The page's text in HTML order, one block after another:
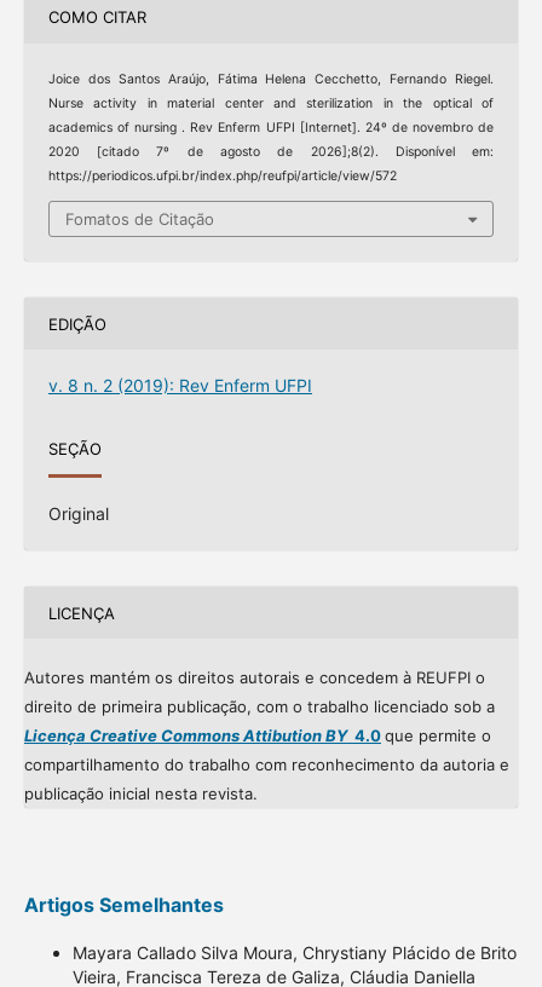
COMO CITAR
Joice dos Santos Araújo, Fátima Helena Cecchetto, Fernando Riegel.
Nurse activity in material center and sterilization in the optical of
academics of nursing . Rev Enferm UFPI [Internet]. 24º de novembro de
2020 [citado 7º de agosto de 2026];8(2). Disponível em:
https://periodicos.ufpi.br/index.php/reufpi/article/view/572
Fomatos de Citação
EDIÇÃO
v. 8 n. 2 (2019): Rev Enferm UFPI
SEÇÃO
Original
LICENÇA
Autores mantém os direitos autorais e concedem à REUFPI o
direito de primeira publicação, com o trabalho licenciado sob a
Licença Creative Commons Attibution BY4.0que permite o
compartilhamento do trabalho com reconhecimento da autoria e
publicação inicial nesta revista.
Artigos Semelhantes
Mayara Callado Silva Moura, Chrystiany Plácido de Brito
Vieira, Francisca Tereza de Galiza, Cláudia Daniella